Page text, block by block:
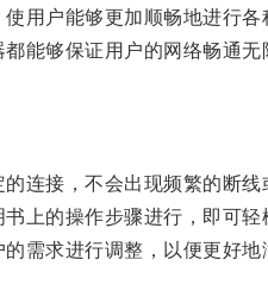
户能够更加顺畅地进行各
能够保证用户的网络畅通无
接，不会出现频繁的断线
的操作步骤进行，即可轻
求进行调整，以便更好地